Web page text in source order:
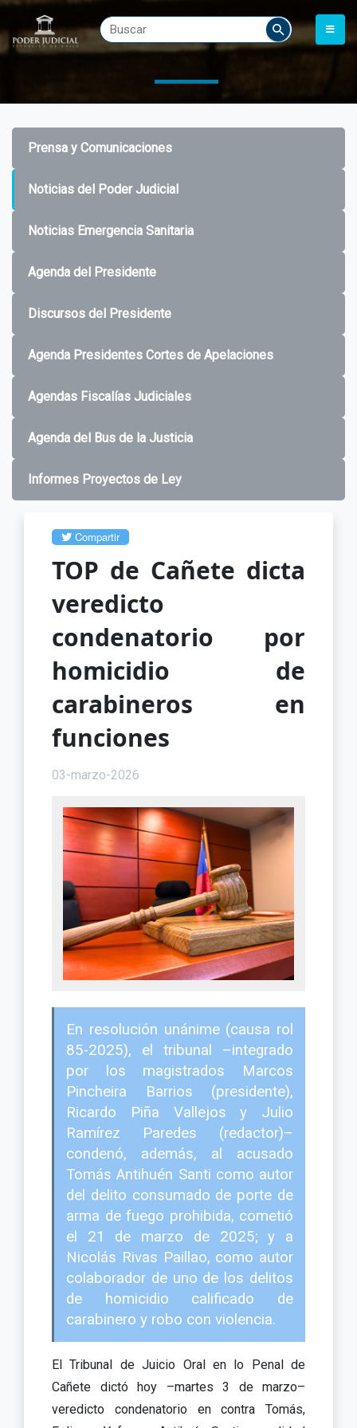
Prensa y Comunicaciones
Noticias del Poder Judicial
Noticias Emergencia Sanitaria
Agenda del Presidente
Discursos del Presidente
Agenda Presidentes Cortes de Apelaciones
Agendas Fiscalías Judiciales
Agenda del Bus de la Justicia
Informes Proyectos de Ley
Compartir
TOP de Cañete dicta
veredicto
condenatorio por
homicidio de
carabineros en
funciones
03-marzo-2026
En resolución unánime (causa rol
85-2025), el tribunal –integrado
por los magistrados Marcos
Pincheira Barrios (presidente),
Ricardo Piña Vallejos y Julio
Ramírez Paredes (redactor)–
condenó, además, al acusado
Tomás Antihuén Santi como autor
del delito consumado de porte de
arma de fuego prohibida, cometió
el 21 de marzo de 2025; y a
Nicolás Rivas Paillao, como autor
colaborador de uno de los delitos
de homicidio calificado de
carabinero y robo con violencia.
El Tribunal de Juicio Oral en lo Penal de
Cañete dictó hoy –martes 3 de marzo–
veredicto condenatorio en contra Tomás,